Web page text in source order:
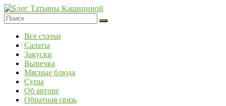
Перейти
к
содержимому
Блог
Татьяны
Кашициной
Все статьи
Салаты
Закуски
Выпечка
Мясные блюда
Супы
Об авторе
Обратная связь